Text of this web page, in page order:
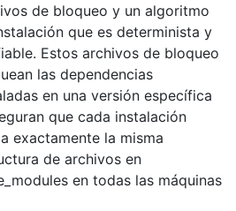
de bloqueo y un algoritmo
que es determinista y
Estos archivos de bloqueo
las dependencias
en una versión específica
que cada instalación
exactamente la misma
de archivos en
en todas las máquinas